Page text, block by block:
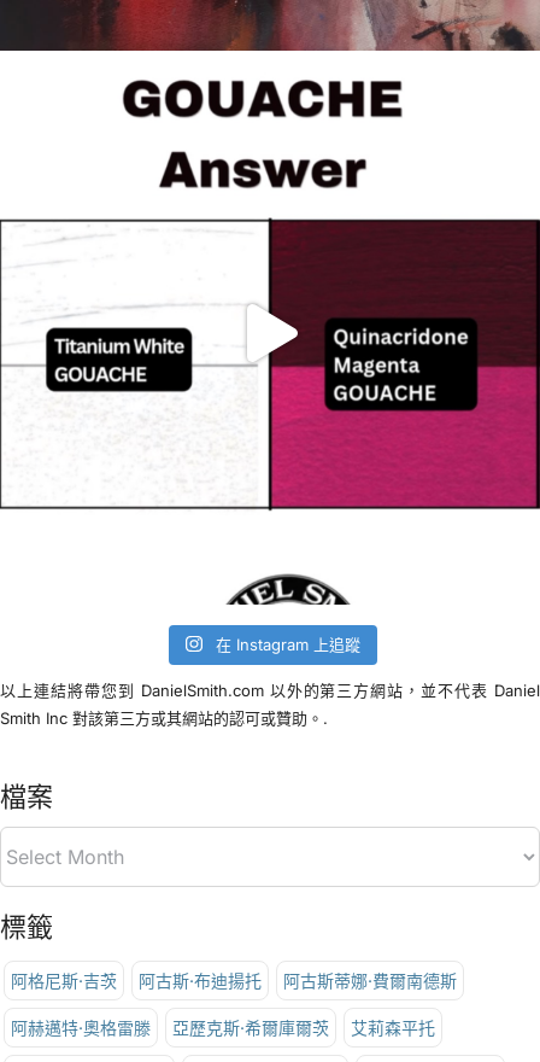
在 Instagram 上追蹤
以上連結將帶您到 DanielSmith.com 以外的第三方網站，並不代表 Daniel
Smith Inc 對該第三方或其網站的認可或贊助。.
檔案
標籤
阿格尼斯·吉茨 阿古斯·布迪揚托 阿古斯蒂娜·費爾南德斯
阿赫邁特·奧格雷滕 亞歷克斯·希爾庫爾茨 艾莉森平托